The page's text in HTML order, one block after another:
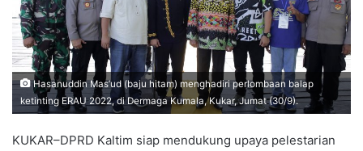
Hasanuddin Mas’ud (baju hitam) menghadiri perlombaan balap
ketinting ERAU 2022, di Dermaga Kumala, Kukar, Jumat (30/9).
KUKAR–DPRD Kaltim siap mendukung upaya pelestarian